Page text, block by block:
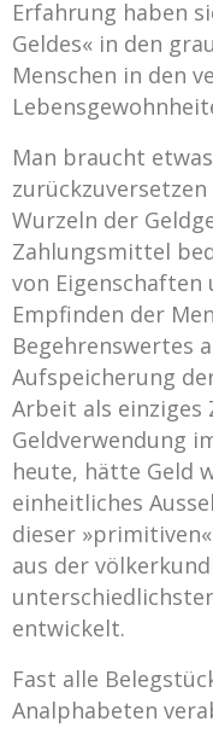
Erfahrung haben
Geldes« in den
Menschen in den
Man braucht
Wurzeln der
Zahlungsmittel
von Eigenschaften
Empfinden der
Begehrenswertes
Aufspeicherung
Arbeit als einziges
Geldverwendung
heute, hätte Geld
einheitliches
dieser
aus der
entwickelt.
Fast alle
Analphabeten